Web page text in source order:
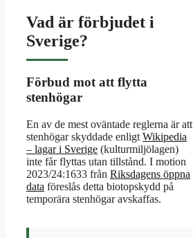
Vad är förbjudet i
Sverige?
Förbud mot att flytta
stenhögar
En av de mest oväntade reglerna är att
stenhögar skyddade enligt Wikipedia
– lagar i Sverige (kulturmiljölagen)
inte får flyttas utan tillstånd. I motion
2023/24:1633 från Riksdagens öppna
data föreslås detta biotopskydd på
temporära stenhögar avskaffas.